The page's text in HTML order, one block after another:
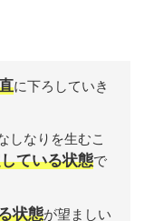
に下ろしていき
しなりを生むこ
ている状態で
状態が望ましい